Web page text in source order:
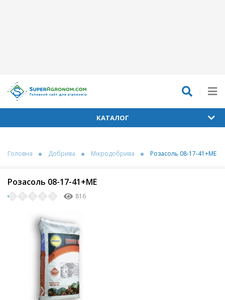
КАТАЛОГ
Головна Добрива Мікродобрива Розасоль 08-17-41+МЕ
Розасоль 08-17-41+МЕ
816